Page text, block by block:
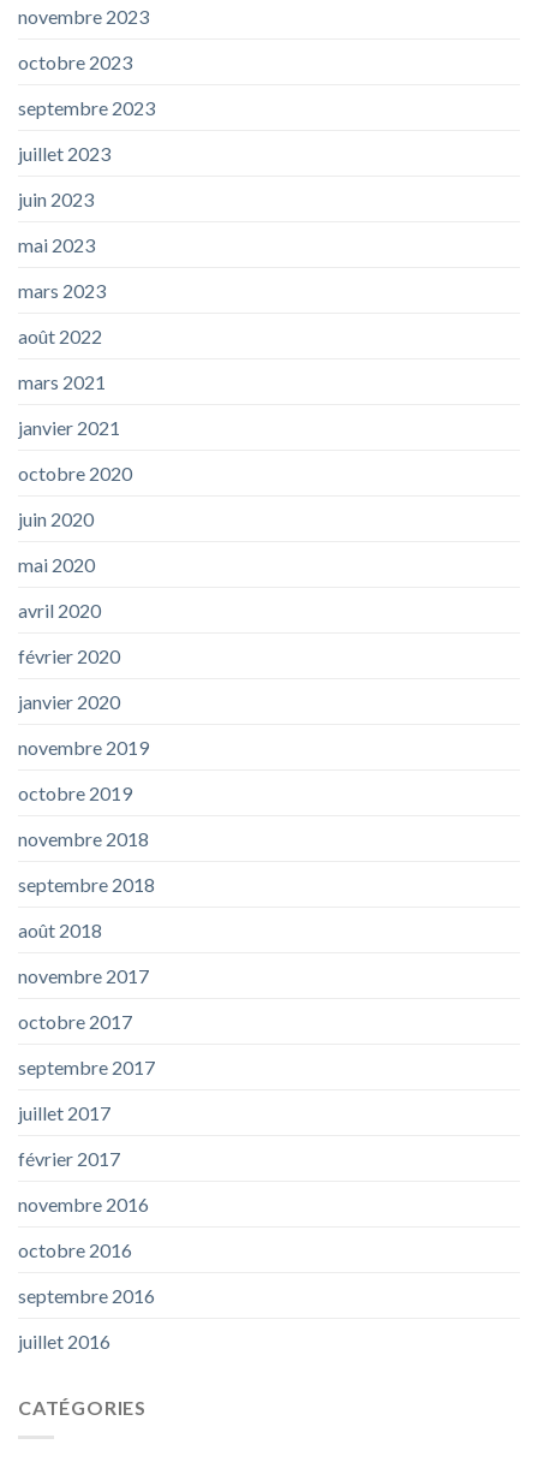
novembre 2023
octobre 2023
septembre 2023
juillet 2023
juin 2023
mai 2023
mars 2023
août 2022
mars 2021
janvier 2021
octobre 2020
juin 2020
mai 2020
avril 2020
février 2020
janvier 2020
novembre 2019
octobre 2019
novembre 2018
septembre 2018
août 2018
novembre 2017
octobre 2017
septembre 2017
juillet 2017
février 2017
novembre 2016
octobre 2016
septembre 2016
juillet 2016
CATÉGORIES